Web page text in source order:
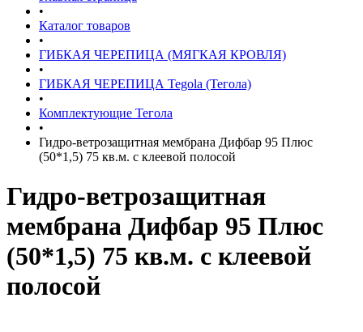
•
Каталог товаров
•
ГИБКАЯ ЧЕРЕПИЦА (МЯГКАЯ КРОВЛЯ)
•
ГИБКАЯ ЧЕРЕПИЦА Tegola (Тегола)
•
Комплектующие Тегола
•
Гидро-ветрозащитная мембрана Дифбар 95 Плюс
(50*1,5) 75 кв.м. с клеевой полосой
Гидро-ветрозащитная
мембрана Дифбар 95 Плюс
(50*1,5) 75 кв.м. с клеевой
полосой